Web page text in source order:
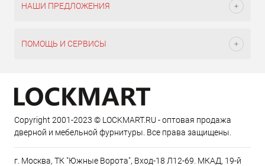
НАШИ ПРЕДЛОЖЕНИЯ
ПОМОЩЬ И СЕРВИСЫ
Copyright 2001-2023 © LOCKMART.RU - оптовая продажа
дверной и мебельной фурнитуры. Все права защищены.
г. Москва, ТК "Южные Ворота", Вход-18 Л12-69. МКАД, 19-й